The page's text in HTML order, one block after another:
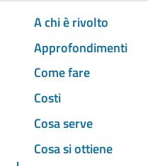
A chi è rivolto
Approfondimenti
Come fare
Costi
Cosa serve
Cosa si ottiene